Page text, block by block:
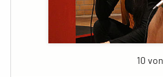
10 von